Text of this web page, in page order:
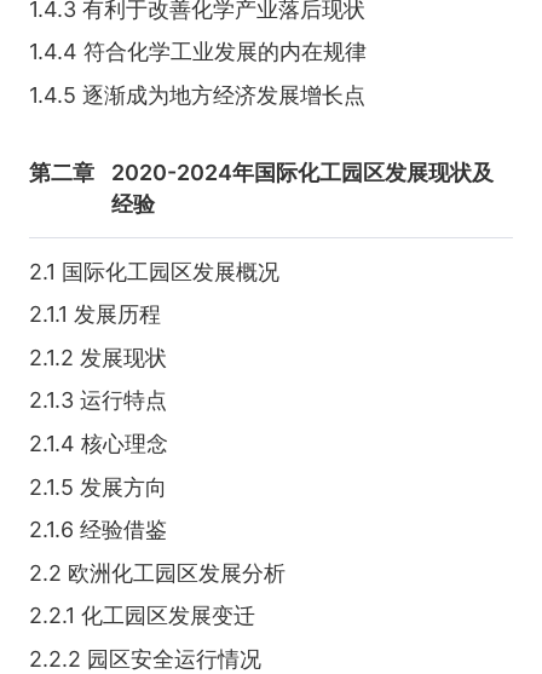
1.4.3 有利于改善化学产业落后现状
1.4.4 符合化学工业发展的内在规律
1.4.5 逐渐成为地方经济发展增长点
第二章
2020-2024年国际化工园区发展现状及
经验
2.1 国际化工园区发展概况
2.1.1 发展历程
2.1.2 发展现状
2.1.3 运行特点
2.1.4 核心理念
2.1.5 发展方向
2.1.6 经验借鉴
2.2 欧洲化工园区发展分析
2.2.1 化工园区发展变迁
2.2.2 园区安全运行情况